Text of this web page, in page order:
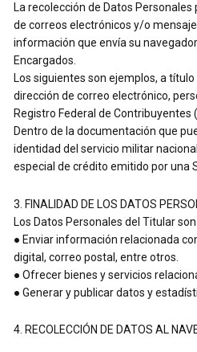
La recolección de Datos
de correos electrónicos y/o
información que envía su
Encargados.
Los siguientes son ejemplos, a
dirección de correo electrónico,
Registro Federal de Contribuyentes
Dentro de la documentación que
identidad del servicio militar
especial de crédito emitido por una
3. FINALIDAD DE LOS DATOS
Los Datos Personales del Titular
● Enviar información relacionada
digital, correo postal, entre otros.
● Ofrecer bienes y servicios
● Generar y publicar datos y
4. RECOLECCIÓN DE DATOS AL